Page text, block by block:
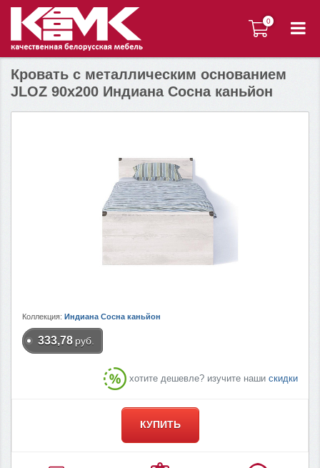
0
0
Кровать c металлическим основанием
JLOZ 90х200 Индиана Сосна каньйон
Коллекция: Индиана Сосна каньйон
333,78 руб.
хотите дешевле? изучите наши скидки
КУПИТЬ